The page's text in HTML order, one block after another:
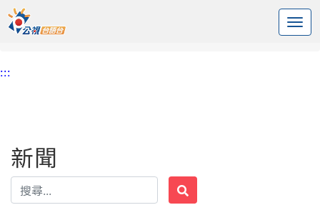
中央內容區塊
頭頁 標籤 台灣地區煤礦調查評鑑小組
:::
新聞